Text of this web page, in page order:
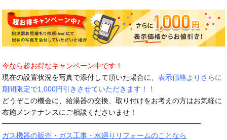
今なら超お得なキャンペーン中です！
現在の設置状況を写真で添付して頂いた場合に、表示価格よりさらに
期間限定で1,000円引きさせていただきます！！
どうぞこの機会に、給湯器の交換、取り付けをお考えの方はお気軽に
布施メンテナンスにご相談くださいませ！
━━━━━━━━━━━━━━━━━━━━━━━━━━━━
ガス機器の販売・ガス工事・水廻りリフォームのことなら